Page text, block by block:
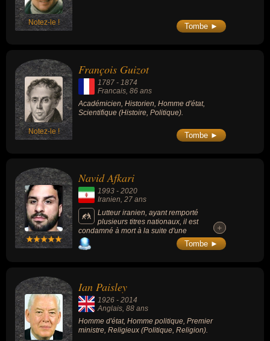
Notez-le ! Tombe ►
Notez-le !
François Guizot
1787 - 1874
Francais , 86 ans
Académicien, Historien, Homme d'état,
Scientifique (Histoire, Politique).
Tombe ►
Navid Afkari
1993 - 2020
Iranien, 27 ans
Lutteur iranien, ayant remporté
plusieurs titres nationaux, il est
condamné à mort à la suite d'une
manifestation antigouvernementale, puis
exécuté par pendaison.
+
+
Tombe ►
Ian Paisley
1926 - 2014
Anglais, 88 ans
Homme d'état, Homme politique, Premier
ministre, Religieux (Politique, Religion).